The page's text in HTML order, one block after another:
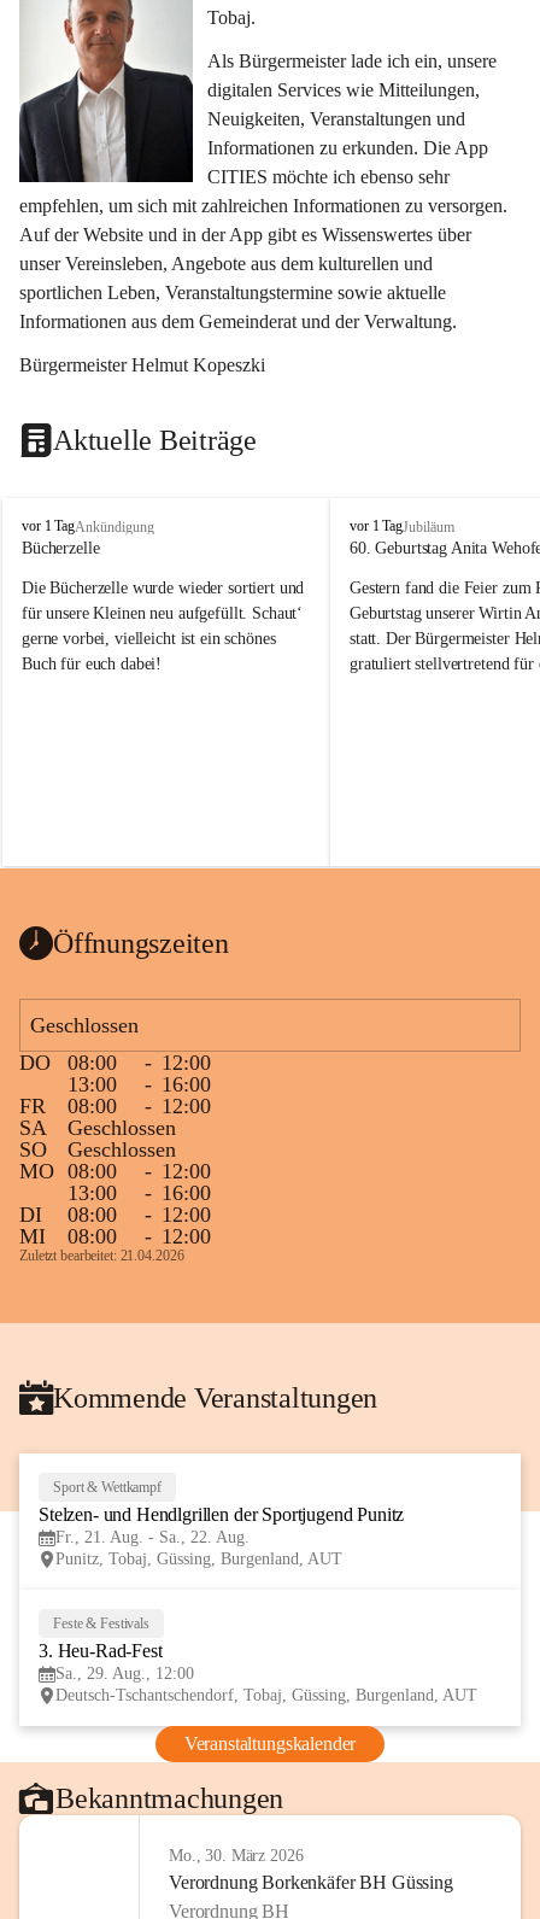
Tobaj.
Als Bürgermeister lade ich ein, unsere
digitalen Services wie Mitteilungen,
Neuigkeiten, Veranstaltungen und
Informationen zu erkunden. Die App
CITIES möchte ich ebenso sehr
empfehlen, um sich mit zahlreichen Informationen zu versorgen.
Auf der Website und in der App gibt es Wissenswertes über
unser Vereinsleben, Angebote aus dem kulturellen und
sportlichen Leben, Veranstaltungstermine sowie aktuelle
Informationen aus dem Gemeinderat und der Verwaltung.
Bürgermeister Helmut Kopeszki
Aktuelle Beiträge
T
o
a
j
vor 1 TagAnkündigung
Bücherzelle
Die Bücherzelle wurde wieder sortiert und
für unsere Kleinen neu aufgefüllt. Schaut‘
gerne vorbei, vielleicht ist ein schönes
Buch für euch dabei!
Wanduhr (!) benutzt und musste
Das Gemeindeamt freut sich sehr über die
Spende >lesenswerter< Bücher und
vorsortiert in die Bücherzelle eingeräumt
werden können.
Gleichzeitig möchten wir uns bei all Jenen
sehr herzlich bedanken, die bereits viele
tolle Bücher spendiert haben.
T
o
a
j
vor 1 TagJubiläum
60. Geburtstag Anita
Gestern fand die Feier zum
Geburtstag unserer Wirtin
statt. Der Bürgermeister
gratuliert stellvertretend für
Gesundheit, Gelassenheit
Öffnungszeiten
Geschlossen
DO
08:00 - 12:00
13:00
- 16:00
FR
08:00 - 12:00
SA
Geschlossen
SO
Geschlossen
MO 08:00 - 12:00
13:00
- 16:00
DI
08:00 - 12:00
MI
08:00 - 12:00
Zuletzt bearbeitet: 21.04.2026
Kommende Veranstaltungen
Sport & Wettkampf
Stelzen- und Hendlgrillen der Sportjugend Punitz
Fr., 21. Aug. - Sa., 22. Aug.
Punitz, Tobaj, Güssing, Burgenland, AUT
Feste & Festivals
3. Heu-Rad-Fest
Sa., 29. Aug., 12:00
Deutsch-Tschantschendorf, Tobaj, Güssing, Burgenland, AUT
Veranstaltungskalender
Bekanntmachungen
Mo., 30. März 2026
Verordnung Borkenkäfer BH Güssing
Verordnung BH